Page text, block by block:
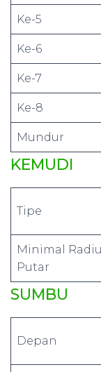
Ke-5
Ke-6
Ke-7
Ke-8
Mundur
KEMUDI
Tipe
Minimal
Putar
SUMBU
Depan